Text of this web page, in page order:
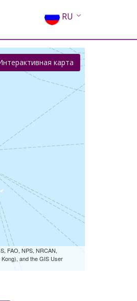
RU
EN
EL
ES
FAO, NPS, NRCAN,
and the GIS User
карта